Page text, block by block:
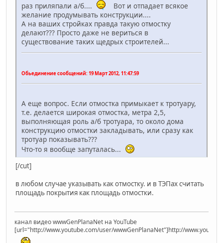
раз приляпали а/б....
Вот и отпадает всякое
желание продумывать конструкции....
А на ваших стройках правда такую отмостку
делают??? Просто даже не вериться в
существование таких щедрых строителей...
Обьединение сообщений: 19 Март 2012, 11:47:59
А еще вопрос. Если отмостка примыкает к тротуару,
т.е. делается широкая отмостка, метра 2,5,
выполняющая роль а/б тротуара, то около дома
конструкцию отмостки закладывать, или сразу как
тротуар показывать???
Что-то я вообще запуталась...
[/cut]
в любом случае указывать как отмостку. и в ТЭПах считать
площадь покрытия как площадь отмостки.
канал видео wwwGenPlanaNet на YouTube
[url="http://www.youtube.com/user/wwwGenPlanaNet"]http://